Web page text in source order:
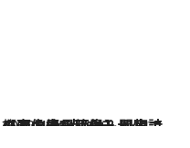
2022.4.15
【春の絶景画像】関東エリアの春の絶景＆風物詩の画像(41点)をチェック！
旅＆お出かけ